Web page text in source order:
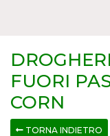
FUORI
CORN
TORNA INDIETRO